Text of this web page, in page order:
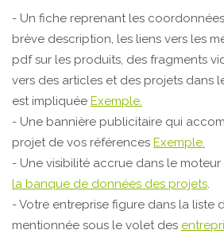
- Un fiche reprenant les
brève description, les liens vers les
pdf sur les produits, des fragments
vers des articles et des projets dans
est impliquée Exemple.
- Une bannière publicitaire qui
projet de vos références Exemple.
- Une visibilité accrue dans le
la banque de données des projets.
- Votre entreprise figure dans la liste
mentionnée sous le volet des